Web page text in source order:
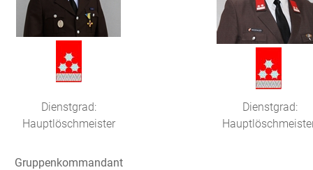
Dienstgrad:
Hauptlöschmeister
Dienstgrad:
Gruppenkommandant